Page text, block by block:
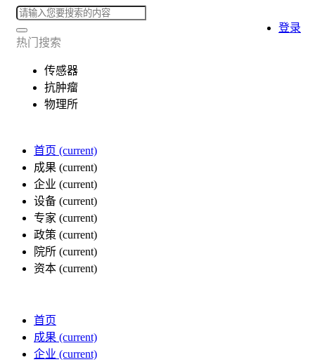
热门搜索
传感器
抗肿瘤
物理所
首页 (current)
成果 (current)
企业 (current)
设备 (current)
专家 (current)
政策 (current)
院所 (current)
资本 (current)
登录
首页
成果 (current)
企业 (current)